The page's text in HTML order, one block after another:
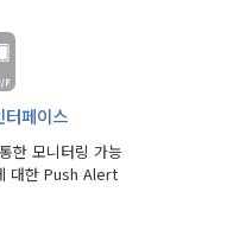
터페이스
한 모니터링 가능
대한 Push Alert